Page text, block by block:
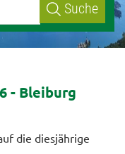
Suche
- Bleiburg
die diesjährige